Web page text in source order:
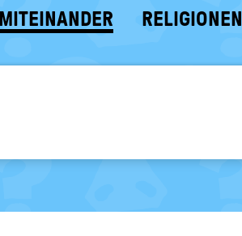
MITEINANDER RELIGIONEN